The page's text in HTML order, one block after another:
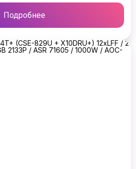
Подробнее